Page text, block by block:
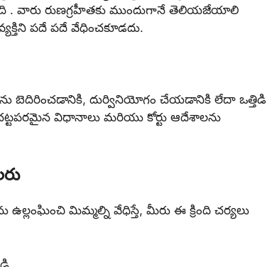
. వారు రుణగ్రహీతకు ముందుగానే తెలియజేయాలి
పదే పదే వేధించకూడదు.
బెదిరించడానికి, దుర్వినియోగం చేయడానికి లేదా ఒత్తిడి
విధానాలు మరియు కోర్టు ఆదేశాలను
మిమ్మల్ని వేధిస్తే, మీరు ఈ క్రింది చర్యలు
.